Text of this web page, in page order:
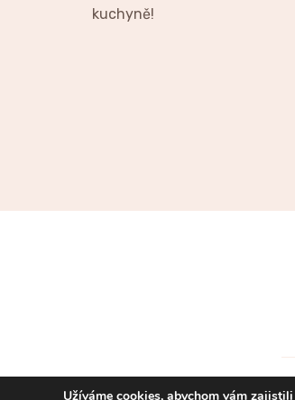
kuchyně!
Užíváme cookies, abychom vám